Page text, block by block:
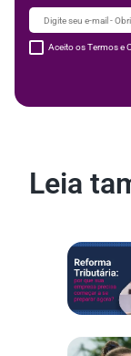
Aceito os Termos e
Leia